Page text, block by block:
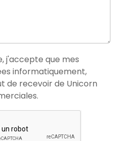
j'accepte que mes
informatiquement,
de recevoir de Unicorn